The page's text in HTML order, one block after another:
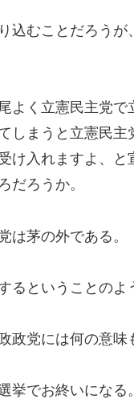
込むことだろう
よく立憲民主党
しまうと立憲民
け入れますよ、
だろうか。
は茅の外である。
るということの
政党には何の意味
挙でお終いになる。